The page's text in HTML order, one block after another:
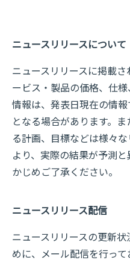
ニュースリリースについて
ニュースリリースに掲載
ービス・製品の価格、仕
情報は、発表日現在の情
となる場合があります。
る計画、目標などは様々
より、実際の結果が予測
かじめご了承ください。
ニュースリリース配信
ニュースリリースの更新
めに、メール配信を行って